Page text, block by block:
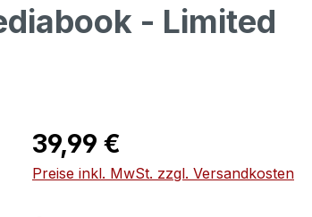
- Limited
Regulärer Preis:
39,99 €
Preise inkl. MwSt. zzgl. Versandkosten